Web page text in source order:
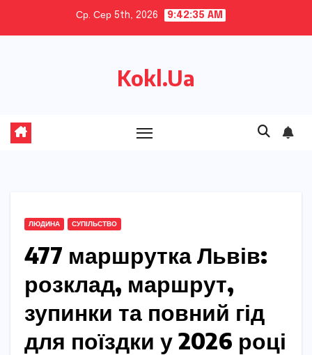
Ср. Сер 5th, 2026 9:42:36 AM
Kokl.Ua
ЛЮДИНА СУПІЛЬСТВО
477 маршрутка Львів:
розклад, маршрут,
зупинки та повний гід
для поїздки у 2026 році